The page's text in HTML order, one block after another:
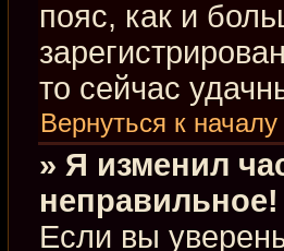
пояс, как и
то сейчас
Вернуться к началу
» Я изменил
неправильное!
Если вы